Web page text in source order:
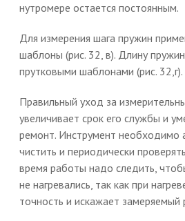
нутромере остается постоянным.
Для измерения шага пружин
шаблоны (рис. 32, в). Длину
прутковыми шаблонами (рис. 32,г).
Правильный уход за
увеличивает срок его службы и
ремонт. Инструмент необходимо
чистить и периодически
время работы надо следить,
не нагревались, так как при
точность и искажает замеряемый